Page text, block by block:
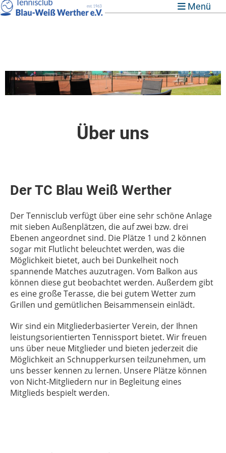
Menü
Über uns
Der TC Blau Weiß Werther
Der Tennisclub verfügt über eine sehr schöne Anlage
mit sieben Außenplätzen, die auf zwei bzw. drei
Ebenen angeordnet sind. Die Plätze 1 und 2 können
sogar mit Flutlicht beleuchtet werden, was die
Möglichkeit bietet, auch bei Dunkelheit noch
spannende Matches auzutragen. Vom Balkon aus
können diese gut beobachtet werden. Außerdem gibt
es eine große Terasse, die bei gutem Wetter zum
Grillen und gemütlichen Beisammensein einlädt.
Wir sind ein Mitgliederbasierter Verein, der Ihnen
leistungsorientierten Tennissport bietet. Wir freuen
uns über neue Mitglieder und bieten jederzeit die
Möglichkeit an Schnupperkursen teilzunehmen, um
uns besser kennen zu lernen. Unsere Plätze können
von Nicht-Mitgliedern nur in Begleitung eines
Mitglieds bespielt werden.